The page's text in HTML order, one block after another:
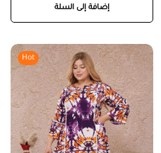
إضافة إلى السلة
Hot